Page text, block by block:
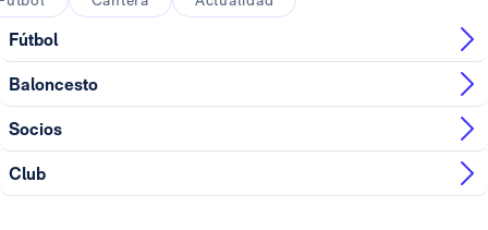
Fútbol
Baloncesto
Socios
Club